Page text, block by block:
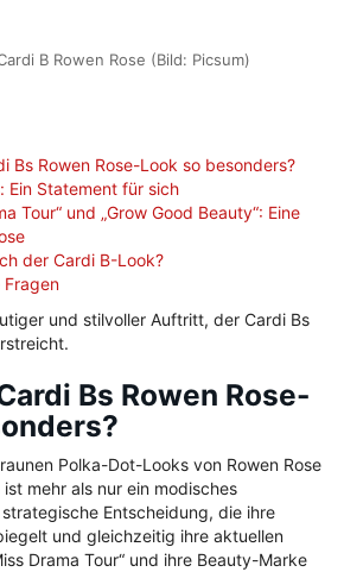
B Rowen Rose (Bild: Picsum)
Bs Rowen Rose-Look so besonders?
Ein Statement für sich
Tour“ und „Grow Good Beauty“: Eine
der Cardi B-Look?
und stilvoller Auftritt, der Cardi Bs
Bs Rowen Rose-
Polka-Dot-Looks von Rowen Rose
mehr als nur ein modisches
Entscheidung, die ihre
und gleichzeitig ihre aktuellen
Drama Tour“ und ihre Beauty-Marke